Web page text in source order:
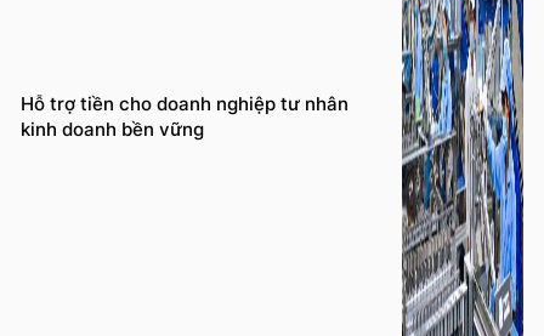
Hỗ trợ tiền cho doanh nghiệp tư nhân
kinh doanh bền vững